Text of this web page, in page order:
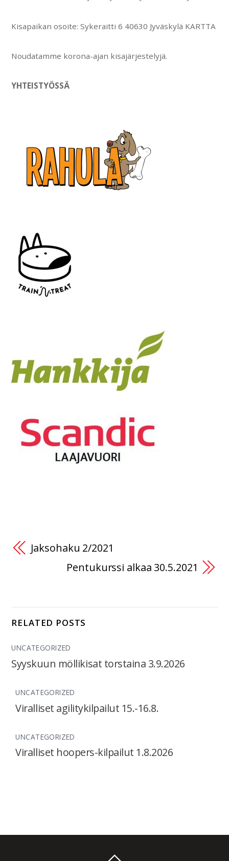
Kisapaikan osoite: Sykeraitti 6 40630 Jyväskylä KARTTA
Noudatamme korona-ajan kisajärjestelyjä.
YHTEISTYÖSSÄ
Jaksohaku 2/2021
Pentukurssi alkaa 30.5.2021
RELATED POSTS
UNCATEGORIZED
Syyskuun möllikisat torstaina 3.9.2026
UNCATEGORIZED
Viralliset agilitykilpailut 15.-16.8.
UNCATEGORIZED
Viralliset hoopers-kilpailut 1.8.2026